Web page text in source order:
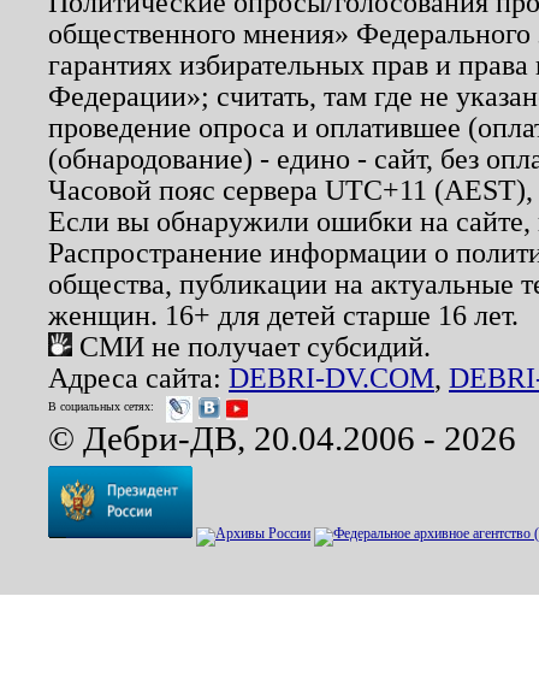
общественного мнения»
гарантиях избирательных прав и
Федерации»; считать, там где не
проведение опроса и оплатившее
(обнародование) - едино - сайт, без
Часовой пояс сервера UTC+11
Если вы обнаружили ошибки на
Распространение информации о
общества, публикации на актуальные
женщин. 16+ для детей старше 16 лет.
СМИ не получает субсидий.
Адреса сайта: DEBRI-DV.COM,
В социальных сетях:
© Дебри-ДВ, 20.04.2006 - 2026